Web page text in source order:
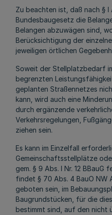
Zu beachten ist, daß nach § l
Bundesbaugesetz die
Belangen abzuwägen sind,
Berücksichtigung der
jeweiligen örtlichen
Soweit der Stellplatzbedarf
begrenzten
geplanten Straßennetzes
kann, wird auch eine
durch ergänzende
Verkehrsregelungen,
ziehen sein.
Es kann im Einzelfall
Gemeinschaftsstellplätze
gem. § 9 Abs. l Nr. 12 BBauG
findet § 70 Abs. 4 BauO NW
geboten sein, im
Baugrundstücken, für die
bestimmt sind, auf den nicht